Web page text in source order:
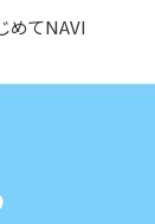
めてNAVI